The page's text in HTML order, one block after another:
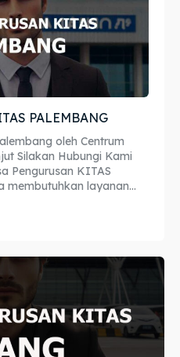
PALEMBANG
oleh Centrum
Silakan Hubungi Kami
membutuhkan layanan...